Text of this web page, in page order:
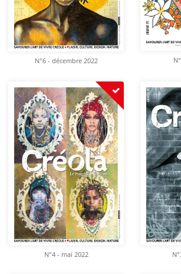
N°6 - décembre 2022
N°4 - mai 2022